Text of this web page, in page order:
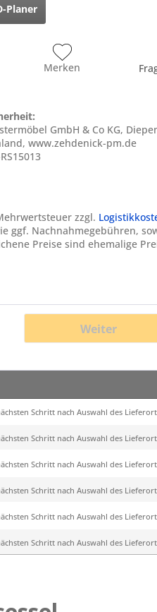
Planer
Merken
GmbH & Co KG,
www.zehdenick-pm.de
zzgl.
ggf. Nachnahmegebühren,
Preise sind ehemalige
Weiter
Schritt nach Auswahl des
Schritt nach Auswahl des
Schritt nach Auswahl des
Schritt nach Auswahl des
Schritt nach Auswahl des
Schritt nach Auswahl des